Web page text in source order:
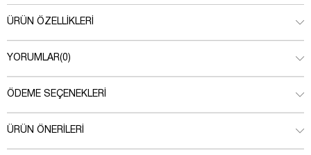
ÜRÜN ÖZELLIKLERI
YORUMLAR(0)
ÖDEME SEÇENEKLERI
ÜRÜN ÖNERILERI